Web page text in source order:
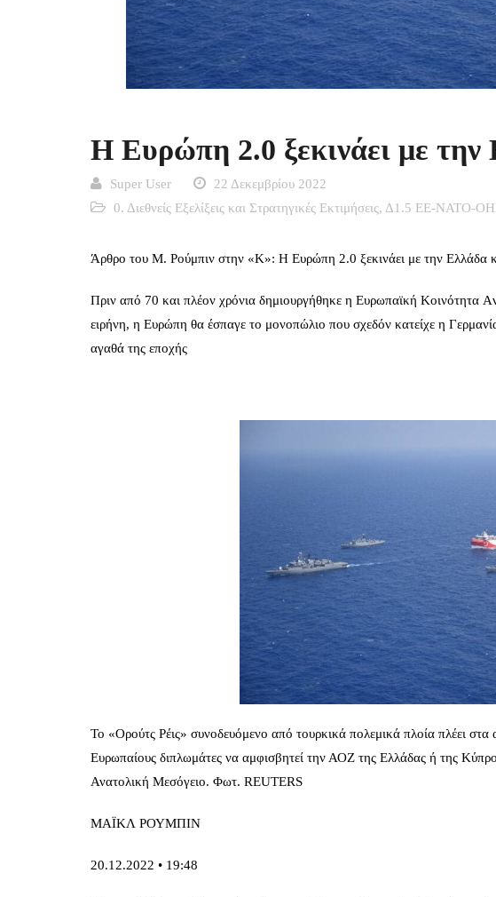
Η Ευρώπη 2.0 ξεκινάει με
Super User
22 Δεκεμβρίου 2022
0. Διεθνείς Εξελίξεις και Στρατηγικές Εκτιμήσεις, Δ1.5 ΕΕ-ΝΑΤΟ-ΟΗΕ-
Άρθρο του Μ. Ρούμπιν στην «Κ»: Η Ευρώπη 2.0 ξεκινάει με την Ελλάδα
Πριν από 70 και πλέον χρόνια δημιουργήθηκε η Ευρωπαϊκή Κοινότητα
ειρήνη, η Ευρώπη θα έσπαγε το μονοπώλιο που σχεδόν κατείχε η
αγαθά της εποχής
Το «Ορούτς Ρέις» συνοδευόμενο από τουρκικά πολεμικά πλοία πλέει στα
Ευρωπαίους διπλωμάτες να αμφισβητεί την ΑΟΖ της Ελλάδας ή της
Ανατολική Μεσόγειο. Φωτ. REUTERS
ΜΑΪΚΛ ΡΟΥΜΠΙΝ
20.12.2022 • 19:48